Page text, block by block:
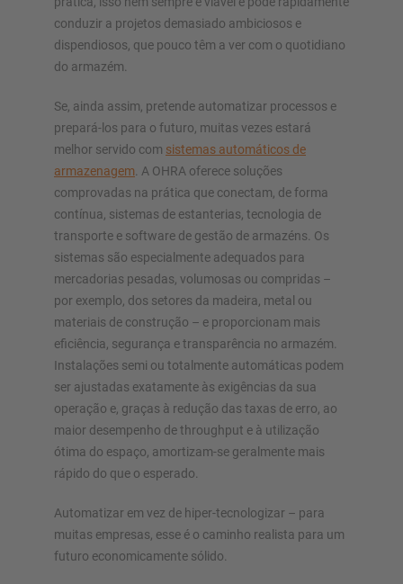
conduzir a projetos demasiado ambiciosos e
dispendiosos, que pouco têm a ver com o quotidiano
do armazém.
Se, ainda assim, pretende automatizar processos e
prepará-los para o futuro, muitas vezes estará
melhor servido com sistemas automáticos de
armazenagem . A OHRA oferece soluções
comprovadas na prática que conectam, de forma
contínua, sistemas de estanterias, tecnologia de
transporte e software de gestão de armazéns. Os
sistemas são especialmente adequados para
mercadorias pesadas, volumosas ou compridas –
por exemplo, dos setores da madeira, metal ou
materiais de construção – e proporcionam mais
eficiência, segurança e transparência no armazém.
Instalações semi ou totalmente automáticas podem
ser ajustadas exatamente às exigências da sua
operação e, graças à redução das taxas de erro, ao
maior desempenho de throughput e à utilização
ótima do espaço, amortizam-se geralmente mais
rápido do que o esperado.
Automatizar em vez de hiper-tecnologizar – para
muitas empresas, esse é o caminho realista para um
futuro economicamente sólido.